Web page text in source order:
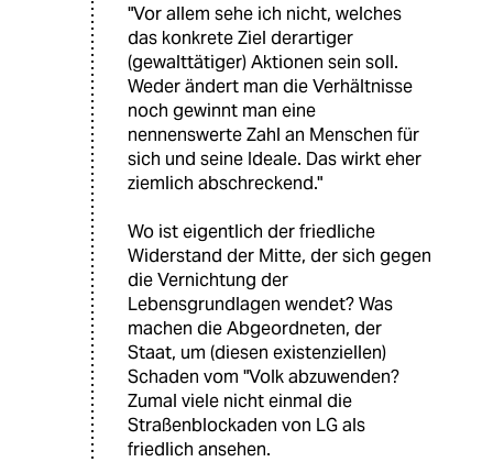
"Vor allem sehe ich nicht, welches
das konkrete Ziel derartiger
(gewalttätiger) Aktionen sein soll.
Weder ändert man die Verhältnisse
noch gewinnt man eine
nennenswerte Zahl an Menschen für
sich und seine Ideale. Das wirkt eher
ziemlich abschreckend."
Wo ist eigentlich der friedliche
Widerstand der Mitte, der sich gegen
die Vernichtung der
Lebensgrundlagen wendet? Was
machen die Abgeordneten, der
Staat, um (diesen existenziellen)
Schaden vom "Volk abzuwenden?
Zumal viele nicht einmal die
Straßenblockaden von LG als
friedlich ansehen.